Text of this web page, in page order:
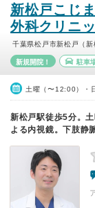
新松戸こじ
外科クリニ
千葉県松戸市新松戸（新
新規開院！ 駐車
土曜（〜12:00）・
新松戸駅徒歩5分。
よる内視鏡。下肢静